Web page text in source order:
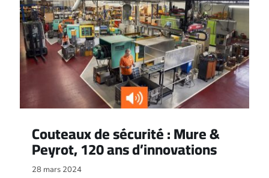
Couteaux de sécurité : Mure &
Peyrot, 120 ans d’innovations
28 mars 2024